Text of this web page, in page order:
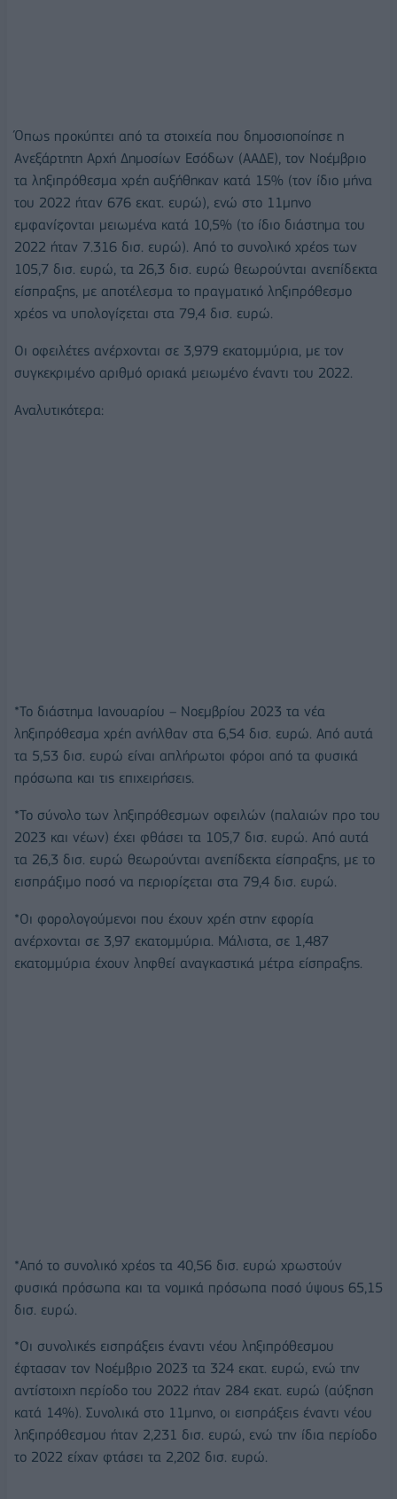
Όπως προκύπτει από τα στοιχεία που δημοσιοποίησε η
Ανεξάρτητη Αρχή Δημοσίων Εσόδων (ΑΑΔΕ), τον Νοέμβριο
τα ληξιπρόθεσμα χρέη αυξήθηκαν κατά 15% (τον ίδιο μήνα
του 2022 ήταν 676 εκατ. ευρώ), ενώ στο 11μηνο
εμφανίζονται μειωμένα κατά 10,5% (το ίδιο διάστημα του
2022 ήταν 7.316 δισ. ευρώ). Από το συνολικό χρέος των
105,7 δισ. ευρώ, τα 26,3 δισ. ευρώ θεωρούνται ανεπίδεκτα
είσπραξης, με αποτέλεσμα το πραγματικό ληξιπρόθεσμο
χρέος να υπολογίζεται στα 79,4 δισ. ευρώ.
Οι οφειλέτες ανέρχονται σε 3,979 εκατομμύρια, με τον
συγκεκριμένο αριθμό οριακά μειωμένο έναντι του 2022.
Αναλυτικότερα:
*Το διάστημα Ιανουαρίου – Νοεμβρίου 2023 τα νέα
ληξιπρόθεσμα χρέη ανήλθαν στα 6,54 δισ. ευρώ. Από αυτά
τα 5,53 δισ. ευρώ είναι απλήρωτοι φόροι από τα φυσικά
πρόσωπα και τις επιχειρήσεις.
*Το σύνολο των ληξιπρόθεσμων οφειλών (παλαιών προ του
2023 και νέων) έχει φθάσει τα 105,7 δισ. ευρώ. Από αυτά
τα 26,3 δισ. ευρώ θεωρούνται ανεπίδεκτα είσπραξης, με το
εισπράξιμο ποσό να περιορίζεται στα 79,4 δισ. ευρώ.
*Οι φορολογούμενοι που έχουν χρέη στην εφορία
ανέρχονται σε 3,97 εκατομμύρια. Μάλιστα, σε 1,487
εκατομμύρια έχουν ληφθεί αναγκαστικά μέτρα είσπραξης.
*Από το συνολικό χρέος τα 40,56 δισ. ευρώ χρωστούν
φυσικά πρόσωπα και τα νομικά πρόσωπα ποσό ύψους 65,15
δισ. ευρώ.
*Οι συνολικές εισπράξεις έναντι νέου ληξιπρόθεσμου
έφτασαν τον Νοέμβριο 2023 τα 324 εκατ. ευρώ, ενώ την
αντίστοιχη περίοδο του 2022 ήταν 284 εκατ. ευρώ (αύξηση
κατά 14%). Συνολικά στο 11μηνο, οι εισπράξεις έναντι νέου
ληξιπρόθεσμου ήταν 2,231 δισ. ευρώ, ενώ την ίδια περίοδο
το 2022 είχαν φτάσει τα 2,202 δισ. ευρώ.